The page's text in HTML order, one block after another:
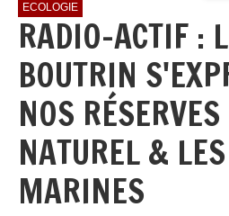
ECOLOGIE
RADIO-ACTIF :
BOUTRIN
NOS
NATUREL &
MARINES